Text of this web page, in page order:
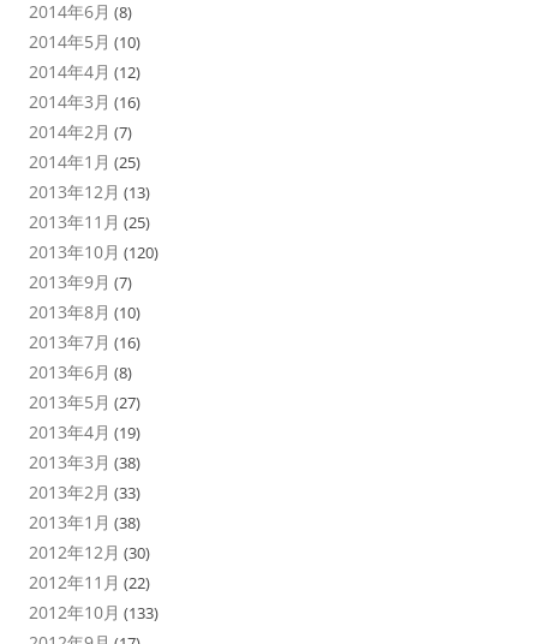
2014年6月 (8)
2014年5月 (10)
2014年4月 (12)
2014年3月 (16)
2014年2月 (7)
2014年1月 (25)
2013年12月 (13)
2013年11月 (25)
2013年10月 (120)
2013年9月 (7)
2013年8月 (10)
2013年7月 (16)
2013年6月 (8)
2013年5月 (27)
2013年4月 (19)
2013年3月 (38)
2013年2月 (33)
2013年1月 (38)
2012年12月 (30)
2012年11月 (22)
2012年10月 (133)